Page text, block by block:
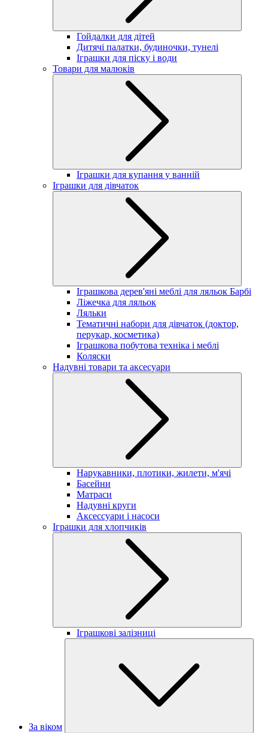
Гойдалки для дітей
Дитячі палатки, будиночки, тунелі
Іграшки для піску і води
Товари для малюків
Іграшки для купання у ванній
Іграшки для дівчаток
Іграшкова дерев'яні меблі для ляльок Барбі
Ліжечка для ляльок
Ляльки
Тематичні набори для дівчаток (доктор,
перукар, косметика)
Іграшкова побутова техніка і меблі
Коляски
Надувні товари та аксесуари
Нарукавники, плотики, жилети, м'ячі
Басейни
Матраси
Надувні круги
Аксессуари і насоси
Іграшки для хлопчиків
Іграшкові залізниці
За віком